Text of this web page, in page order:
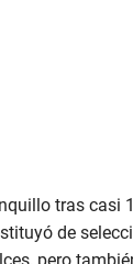
tras casi
de